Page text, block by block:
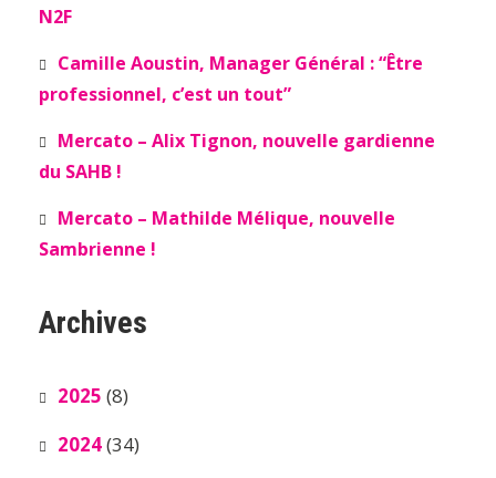
N2F
Camille Aoustin, Manager Général : “Être
professionnel, c’est un tout”
Mercato – Alix Tignon, nouvelle gardienne
du SAHB !
Mercato – Mathilde Mélique, nouvelle
Sambrienne !
Archives
2025 (8)
2024(34)